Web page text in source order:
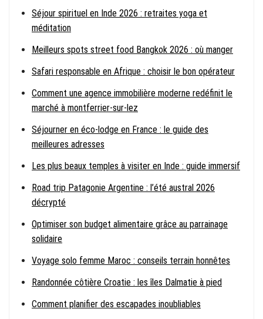
Séjour spirituel en Inde 2026 : retraites yoga et
méditation
Meilleurs spots street food Bangkok 2026 : où manger
Safari responsable en Afrique : choisir le bon opérateur
Comment une agence immobilière moderne redéfinit le
marché à montferrier-sur-lez
Séjourner en éco-lodge en France : le guide des
meilleures adresses
Les plus beaux temples à visiter en Inde : guide immersif
Road trip Patagonie Argentine : l’été austral 2026
décrypté
Optimiser son budget alimentaire grâce au parrainage
solidaire
Voyage solo femme Maroc : conseils terrain honnêtes
Randonnée côtière Croatie : les îles Dalmatie à pied
Comment planifier des escapades inoubliables